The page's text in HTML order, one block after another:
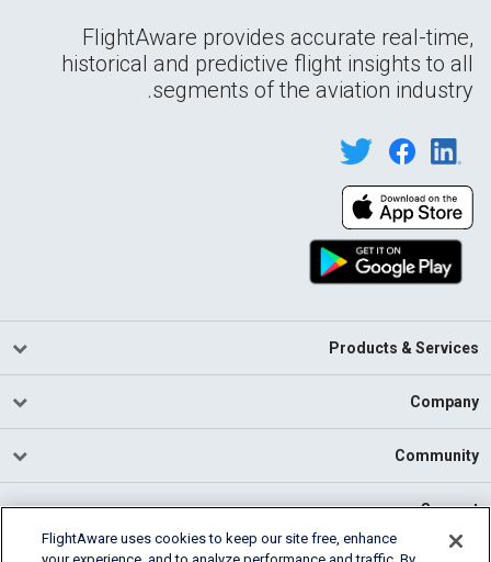
FlightAware provides accurate real-time,
historical and predictive flight insights to all
segments of the aviation industry.
Products & Services
Company
Community
Support
FlightAware uses cookies to keep our site free, enhance